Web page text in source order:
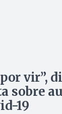
vir”,
sobre
19